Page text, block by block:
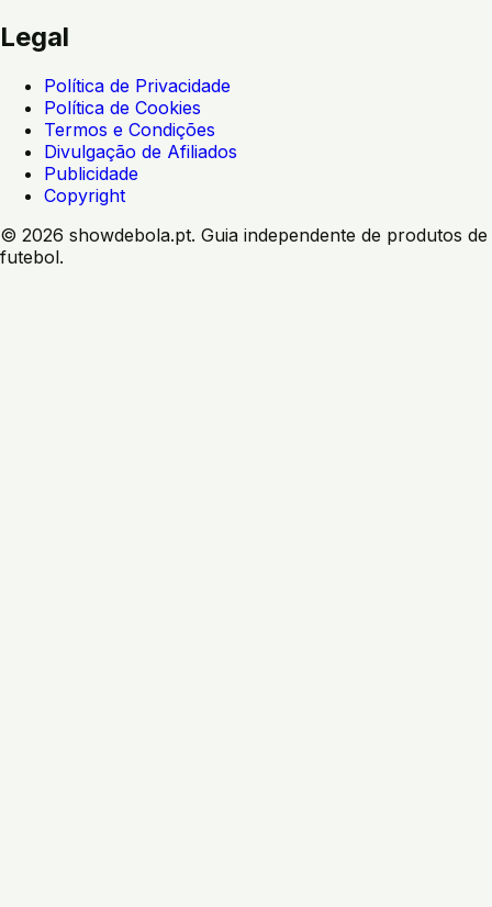
Legal
Política de Privacidade
Política de Cookies
Termos e Condições
Divulgação de Afiliados
Publicidade
Copyright
© 2026 showdebola.pt. Guia independente de produtos de
futebol.